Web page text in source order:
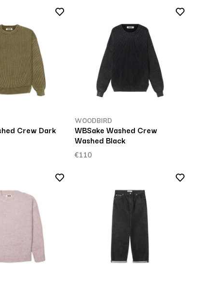
Crew Dark
WOODBIRD
WBSake Washed Crew
Washed Black
€110